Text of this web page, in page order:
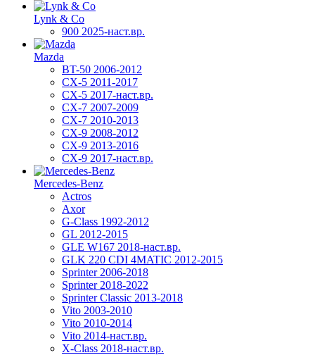
Lynk & Co
900 2025-наст.вр.
Mazda
BT-50 2006-2012
CX-5 2011-2017
CX-5 2017-наст.вр.
CX-7 2007-2009
CX-7 2010-2013
CX-9 2008-2012
CX-9 2013-2016
CX-9 2017-наст.вр.
Mercedes-Benz
Actros
Axor
G-Class 1992-2012
GL 2012-2015
GLE W167 2018-наст.вр.
GLK 220 CDI 4MATIC 2012-2015
Sprinter 2006-2018
Sprinter 2018-2022
Sprinter Classic 2013-2018
Vito 2003-2010
Vito 2010-2014
Vito 2014-наст.вр.
X-Class 2018-наст.вр.